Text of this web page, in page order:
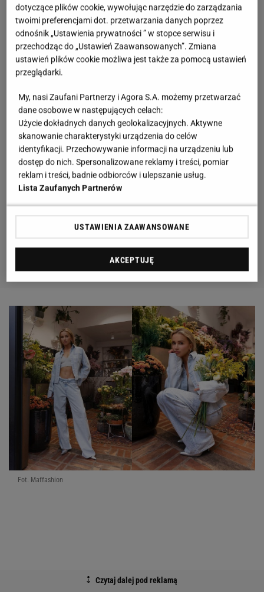
Fot. Maffashion
dotyczące plików cookie, wywołując narzędzie do zarządzania
twoimi preferencjami dot. przetwarzania danych poprzez
odnośnik „Ustawienia prywatności ” w stopce serwisu i
przechodząc do „Ustawień Zaawansowanych”. Zmiana
ustawień plików cookie możliwa jest także za pomocą ustawień
przeglądarki.
My, nasi Zaufani Partnerzy i Agora S.A. możemy przetwarzać
dane osobowe w następujących celach:
Użycie dokładnych danych geolokalizacyjnych. Aktywne
skanowanie charakterystyki urządzenia do celów
identyfikacji. Przechowywanie informacji na urządzeniu lub
dostęp do nich. Spersonalizowane reklamy i treści, pomiar
reklam i treści, badnie odbiorców i ulepszanie usług.
Lista Zaufanych Partnerów
USTAWIENIA ZAAWANSOWANE
AKCEPTUJĘ